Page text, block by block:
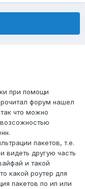
при помощи
форум нашел
что можно
пакетов, т.е.
видеть другую часть
и такой
какой роутер для
пакетов по ип или